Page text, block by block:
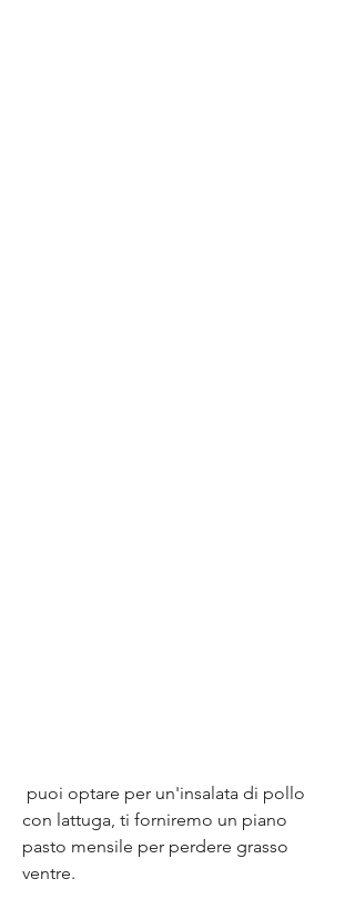
con lattuga, ti forniremo un piano
pasto mensile per perdere grasso
ventre.